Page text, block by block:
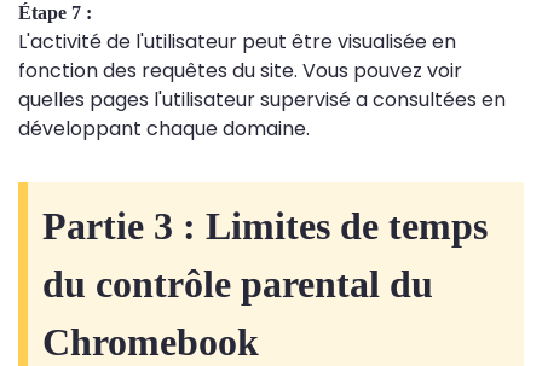
Étape 7 :
L'activité de l'utilisateur peut être visualisée en
fonction des requêtes du site. Vous pouvez voir
quelles pages l'utilisateur supervisé a consultées en
développant chaque domaine.
Partie 3 : Limites de temps
du contrôle parental du
Chromebook